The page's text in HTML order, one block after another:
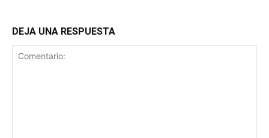
DEJA UNA RESPUESTA